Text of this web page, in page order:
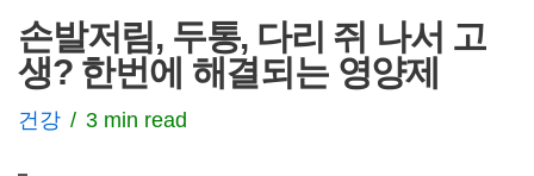
건
너
뛰
기
손발저림, 두통, 다리 쥐 나서 고
생? 한번에 해결되는 영양제
건강 3 min read